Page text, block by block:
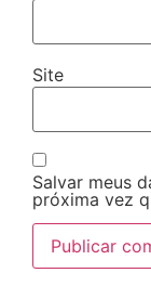
Site
Salvar meus
próxima vez